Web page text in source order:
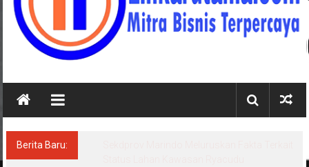
LINKARUTAMA.COM
Mitra
Terpercaya
Berita Baru: